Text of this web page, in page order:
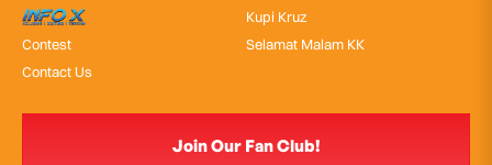
InfoX
Contest
Contact Us
Kupi Kruz
Selamat Malam KK
Join Our Fan Club!